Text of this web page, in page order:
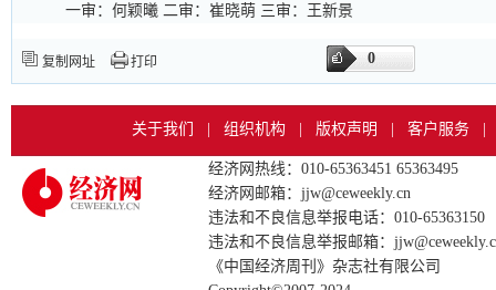
一审：何颖曦 二审：崔晓萌 三审：王新景
复制网址 打印 0
关于我们 组织机构 版权声明 客户服务
经济网热线：010-65363451 65363495
经济网邮箱：jjw@ceweekly.cn
违法和不良信息举报电话：010-65363150
违法和不良信息举报邮箱：
《中国经济周刊》杂志社有限公司